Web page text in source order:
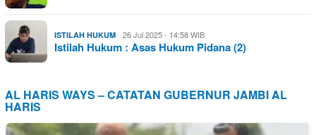
ISTILAH HUKUM 26 Jul 2025 - 14:58 WIB
Istilah Hukum : Asas Hukum Pidana (2)
AL HARIS WAYS – CATATAN GUBERNUR JAMBI AL
HARIS